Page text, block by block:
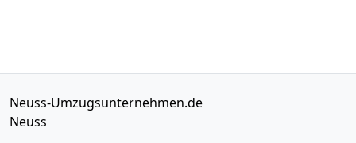
Neuss-Umzugsunternehmen.de
Neuss